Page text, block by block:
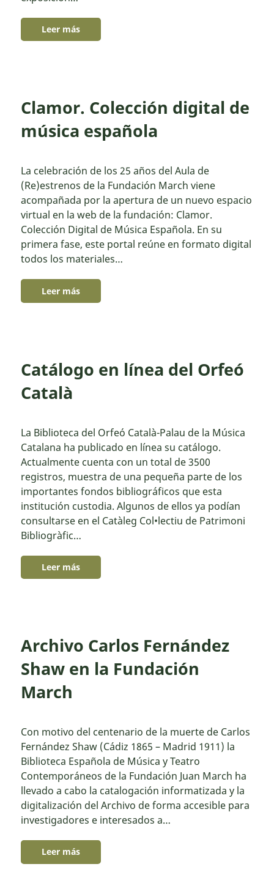
Leer más
Clamor. Colección digital de
música española
La celebración de los 25 años del Aula de
(Re)estrenos de la Fundación March viene
acompañada por la apertura de un nuevo espacio
virtual en la web de la fundación: Clamor.
Colección Digital de Música Española. En su
primera fase, este portal reúne en formato digital
todos los materiales…
Leer más
Catálogo en línea del Orfeó
Català
La Biblioteca del Orfeó Català-Palau de la Música
Catalana ha publicado en línea su catálogo.
Actualmente cuenta con un total de 3500
registros, muestra de una pequeña parte de los
importantes fondos bibliográficos que esta
institución custodia. Algunos de ellos ya podían
consultarse en el Catàleg Col•lectiu de Patrimoni
Bibliogràfic…
Leer más
Archivo Carlos Fernández
Shaw en la Fundación
March
Con motivo del centenario de la muerte de Carlos
Fernández Shaw (Cádiz 1865 – Madrid 1911) la
Biblioteca Española de Música y Teatro
Contemporáneos de la Fundación Juan March ha
llevado a cabo la catalogación informatizada y la
digitalización del Archivo de forma accesible para
investigadores e interesados a…
Leer más